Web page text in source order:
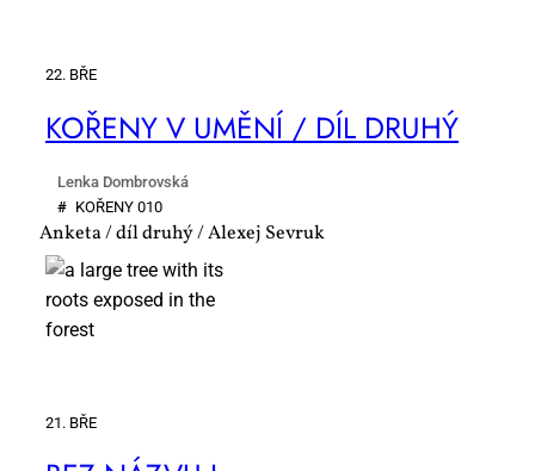
22. BŘE
KO­ŘE­NY V UMĚ­NÍ / DÍL DRU­HÝ
Lenka Dombrovská
# KO­ŘE­NY 010
Anketa / díl druhý / Alexej Sevruk
21. BŘE